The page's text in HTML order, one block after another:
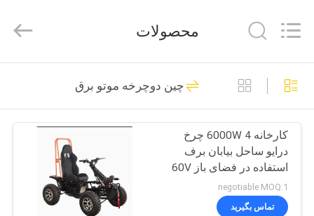
خانه
محصولات
درباره
Vehicle
Co.,Ltd.
Reserved.
چهار چرخ ATV
32
محصولات
چین دوچرخه موتو برق
کارخانه 6000W 4 چرخ
درایو ساحل بیابان برف
استفاده در فضای باز 60V
50ah لیتیوم تحرک
الکتریکی کواد بگی
negotiable MOQ:1
تماس بگیرید